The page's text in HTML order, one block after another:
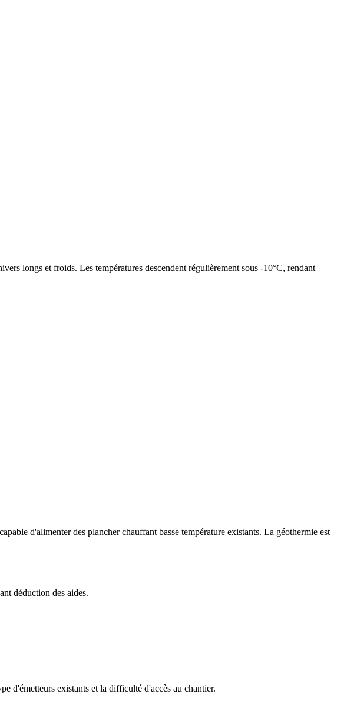
longs et froids. Les températures descendent régulièrement sous -10°C, rendant
d'alimenter des plancher chauffant basse température existants. La géothermie est
déduction des aides.
d'émetteurs existants et la difficulté d'accès au chantier.